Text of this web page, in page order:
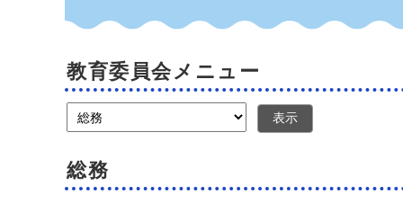
教育委員会メニュー
表示
総務